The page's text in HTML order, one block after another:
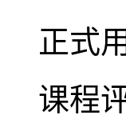
正式
课程